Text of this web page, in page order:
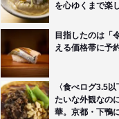
を心ゆくまで楽
目指したのは「
える価格帯に予
〈食べログ3.5
たいな外観なの
華。京都・下鴨